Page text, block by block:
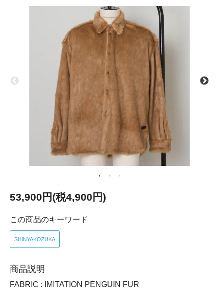
53,900円(税4,900円)
この商品のキーワード
SHINYAKOZUKA
商品説明
FABRIC : IMITATION PENGUIN FUR